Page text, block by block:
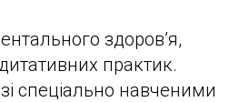
здоров’я,
практик.
спеціально навченими